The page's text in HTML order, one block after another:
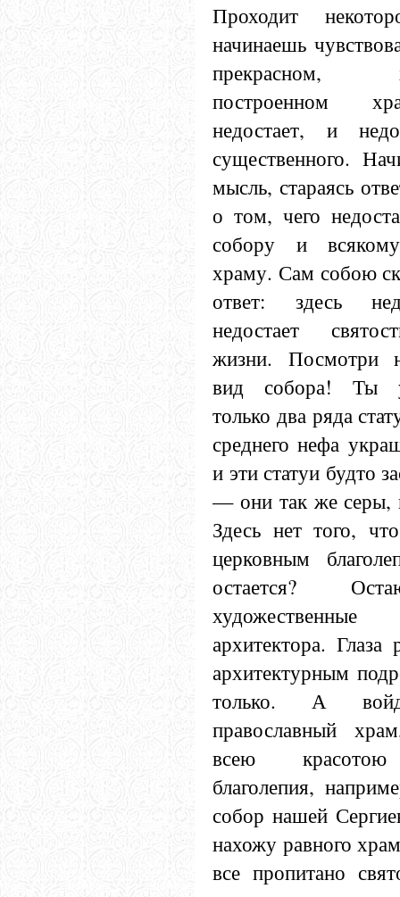
Проходит
начинаешь
прекрасном,
построенном
недостает, и
существенного.
мысль, стараясь
о том, чего
собору и
храму. Сам собою
ответ: здесь
недостает
жизни. Посмотри
вид собора! Ты
только два ряда
среднего нефа
и эти статуи будто
— они так же серы,
Здесь нет того,
церковным
остается?
архитектора. Глаза
архитектурным
только. А
православный
всею красотою
благолепия,
собор нашей
нахожу равного
все пропитано